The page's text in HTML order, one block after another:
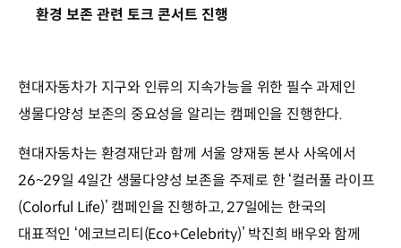
환경 보존 관련 토크 콘서트 진행
현대자동차가 지구와 인류의 지속가능을 위한 필수 과제인
생물다양성 보존의 중요성을 알리는 캠페인을 진행한다.
현대자동차는 환경재단과 함께 서울 양재동 본사 사옥에서
26~29일 4일간 생물다양성 보존을 주제로 한 ‘컬러풀 라이프
(Colorful Life)’ 캠페인을 진행하고, 27일에는 한국의
대표적인 ‘에코브리티(Eco+Celebrity)’ 박진희 배우와 함께